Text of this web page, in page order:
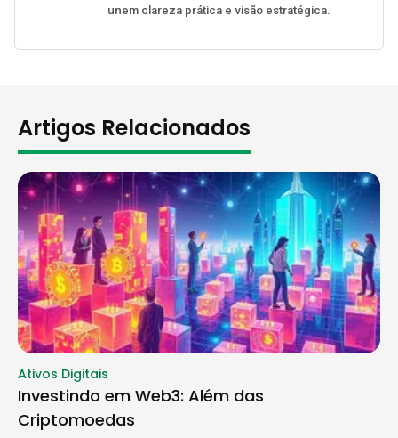
unem clareza prática e visão estratégica.
Artigos Relacionados
Ativos Digitais
Investindo em Web3: Além das
Criptomoedas